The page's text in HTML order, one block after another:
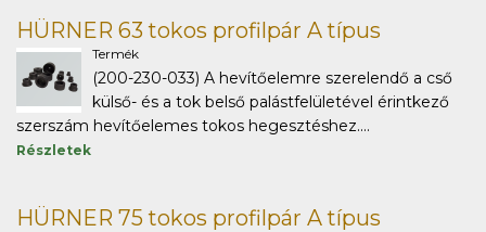
HÜRNER 63 tokos profilpár A típus
Termék
(200-230-033) A hevítőelemre szerelendő a cső
külső- és a tok belső palástfelületével érintkező
szerszám hevítőelemes tokos hegesztéshez....
Részletek
HÜRNER 75 tokos profilpár A típus